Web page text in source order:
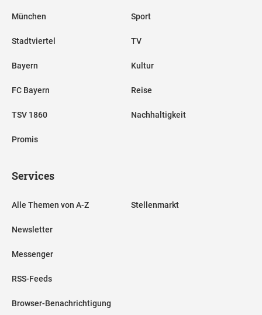
München
Stadtviertel
Bayern
FC Bayern
TSV 1860
Promis
Sport
TV
Kultur
Reise
Nachhaltigkeit
Services
Alle Themen von A-Z
Newsletter
Messenger
RSS-Feeds
Browser-Benachrichtigung
Stellenmarkt